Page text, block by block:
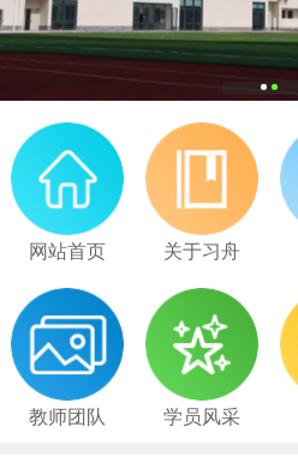
网站首页 关于习舟
教师团队 学员风采